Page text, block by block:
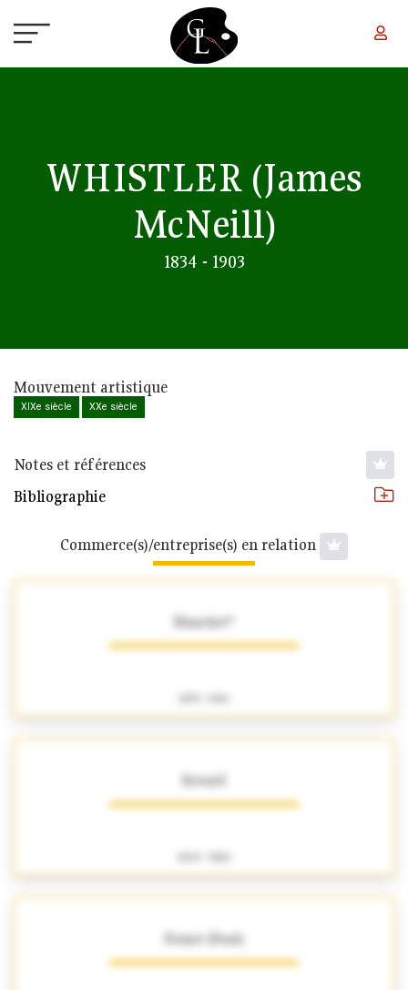
WHISTLER(James
McNeill)
1834 - 1903
Mouvement artistique
XIXe siècle XXe siècle
Notes et références
Bibliographie
Commerce(s)/entreprise(s) en relation
Blanchet*
Bovard
Foinet (Paul)